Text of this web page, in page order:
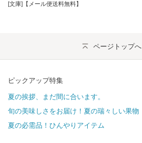
[文庫]【メール便送料無料】
ページトップへ
ピックアップ特集
夏の挨拶、まだ間に合います。
旬の美味しさをお届け！夏の瑞々しい果物
夏の必需品！ひんやりアイテム